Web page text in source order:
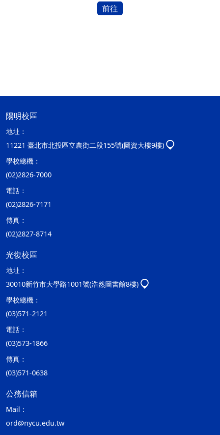
前往
陽明校區
地址：
11221 臺北市北投區立農街二段155號(圖資大樓9樓)
學校總機：
(02)2826-7000
電話：
(02)2826-7171
傳真：
(02)2827-8714
光復校區
地址：
30010新竹市大學路1001號(浩然圖書館8樓)
學校總機：
(03)571-2121
電話：
(03)573-1866
傳真：
(03)571-0638
公務信箱
Mail：
ord@nycu.edu.tw